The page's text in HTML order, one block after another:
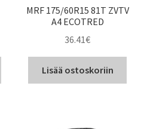
MRF 175/60R15 81T ZVTV
A4 ECOTRED
36.41€
Lisää ostoskoriin